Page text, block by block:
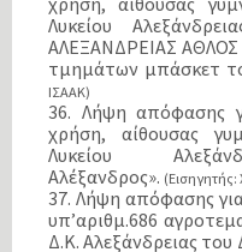
Λυκείου
ΑΛΕΞΑΝΔΡΕΙΑΣ ΑΘΛΟΣ
τμημάτων μπάσκετ
ΙΣΑΑΚ)
36. Λήψη απόφασης
χρήση, αίθουσας
Λυκείου
Αλέξανδρος».
37. Λήψη απόφασης
υπ’αριθμ.686
Δ.Κ. Αλεξάνδρειας του